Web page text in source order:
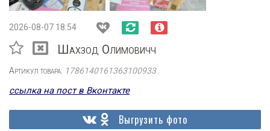
2026-08-07 18:54
Шахзод Олимовичч
Артикул товара: 1786140161363100933
ссылка на пост в Вконтакте
Выгрузить фото